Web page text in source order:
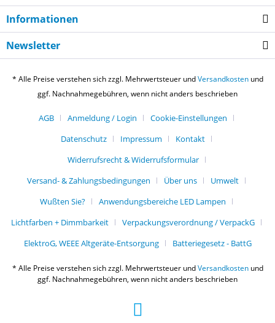
Informationen
Newsletter
* Alle Preise verstehen sich zzgl. Mehrwertsteuer undVersandkostenund
ggf. Nachnahmegebühren, wenn nicht anders beschrieben
AGB Anmeldung / Login
Cookie-Einstellungen
Datenschutz
Impressum
Kontakt
Widerrufsrecht & Widerrufsformular
Versand- & Zahlungsbedingungen
Über uns
Umwelt
Wußten Sie?
Anwendungsbereiche LED Lampen
Lichtfarben + Dimmbarkeit
Verpackungsverordnung / VerpackG
ElektroG, WEEE Altgeräte-Entsorgung
Batteriegesetz - BattG
* Alle Preise verstehen sich zzgl. Mehrwertsteuer undVersandkostenund
ggf. Nachnahmegebühren, wenn nicht anders beschrieben